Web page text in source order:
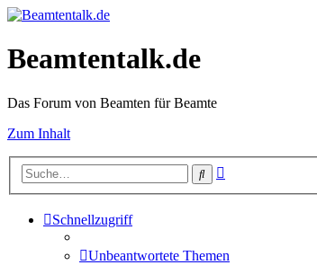
Beamtentalk.de
Das Forum von Beamten für Beamte
Zum Inhalt
Suche
Schnellzugriff
Unbeantwortete Themen